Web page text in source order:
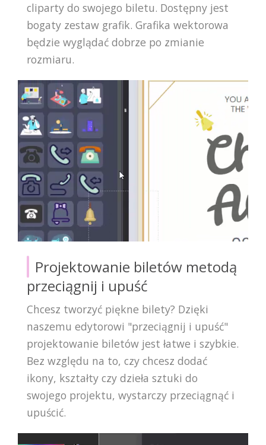
cliparty do swojego biletu. Dostępny jest
bogaty zestaw grafik. Grafika wektorowa
będzie wyglądać dobrze po zmianie
rozmiaru.
Projektowanie biletów metodą
przeciągnij i upuść
Chcesz tworzyć piękne bilety? Dzięki
naszemu edytorowi "przeciągnij i upuść"
projektowanie biletów jest łatwe i szybkie.
Bez względu na to, czy chcesz dodać
ikony, kształty czy dzieła sztuki do
swojego projektu, wystarczy przeciągnąć i
upuścić.